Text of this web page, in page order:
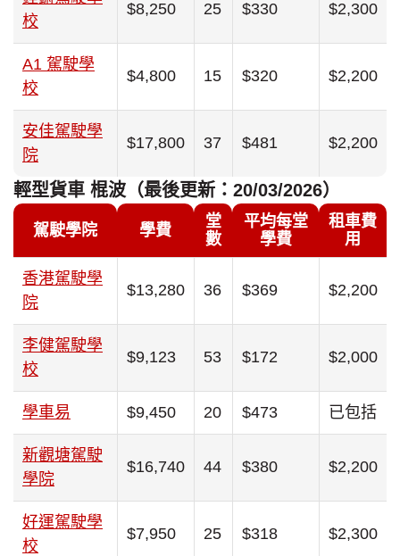
校
$8,250 25 $330 $2,300
A1 駕駛學
校
$4,800 15 $320 $2,200
安佳駕駛學
院
$17,800 37 $481 $2,200
輕型貨車 棍波（最後更新：20/03/2026）
駕駛學院 學費
堂
數
平均每堂
學費
租車費
用
香港駕駛學
院
$13,280 36 $369 $2,200
李健駕駛學
校
$9,123 53 $172 $2,000
學車易 $9,450 20 $473 已包括
新觀塘駕駛
學院
$16,740 44 $380 $2,200
好運駕駛學
校
$7,950 25 $318 $2,300